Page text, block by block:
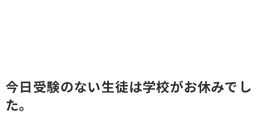
今日受験のない生徒は学校がお休みでし
た。